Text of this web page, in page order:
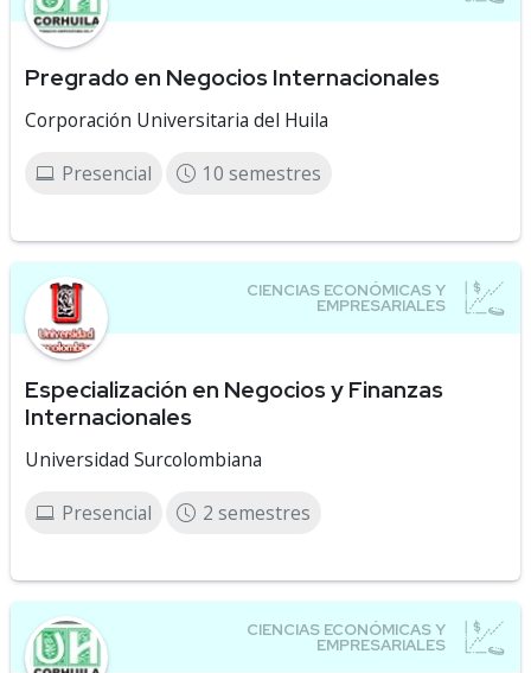
Pregrado en Negocios Internacionales
Corporación Universitaria del Huila
Presencial 10 semestres
Especialización en Negocios y Finanzas
Internacionales
Universidad Surcolombiana
Presencial 2 semestres